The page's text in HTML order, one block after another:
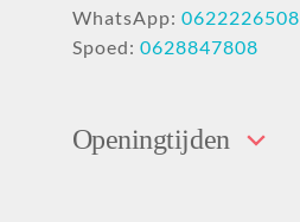
WhatsApp: 0622226508
Spoed: 0628847808
Openingtijden